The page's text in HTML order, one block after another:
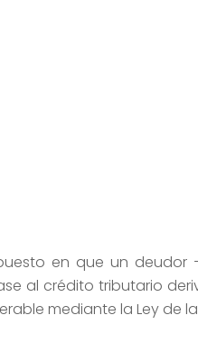
en que un
al crédito tributario
mediante la Ley de